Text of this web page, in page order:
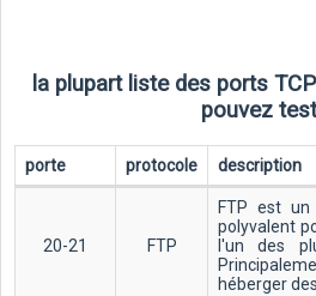
la plupart liste des ports
pouvez
porte protocole description
20-21 FTP
FTP est
polyvalent
l'un des
héberger